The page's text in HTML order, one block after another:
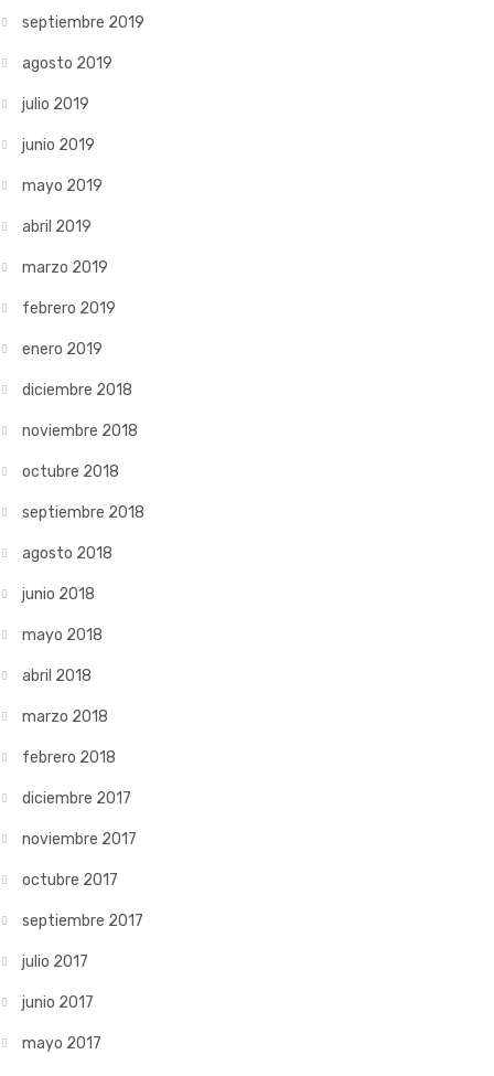
septiembre 2019
agosto 2019
julio 2019
junio 2019
mayo 2019
abril 2019
marzo 2019
febrero 2019
enero 2019
diciembre 2018
noviembre 2018
octubre 2018
septiembre 2018
agosto 2018
junio 2018
mayo 2018
abril 2018
marzo 2018
febrero 2018
diciembre 2017
noviembre 2017
octubre 2017
septiembre 2017
julio 2017
junio 2017
mayo 2017